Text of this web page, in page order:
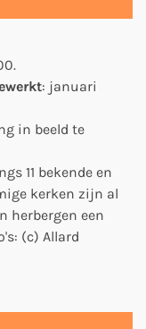
: januari
in beeld te
11 bekende en
kerken zijn al
herbergen een
(c) Allard